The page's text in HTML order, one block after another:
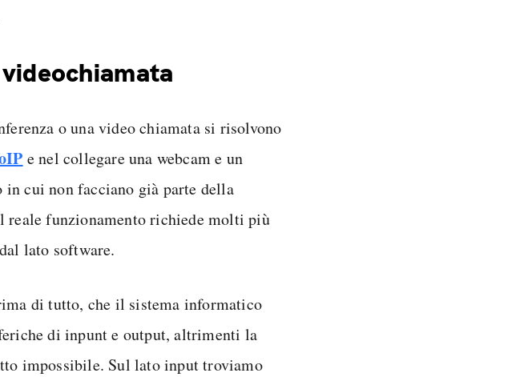
o una video chiamata si risolvono
e nel collegare una webcam e un
cui non facciano già parte della
reale funzionamento richiede molti più
lato software.
di tutto, che il sistema informatico
di inpunt e output, altrimenti la
impossibile. Sul lato input troviamo